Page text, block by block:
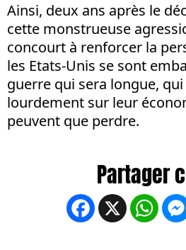
Ainsi, deux ans après le
cette monstrueuse
concourt à renforcer la
les Etats-Unis se sont
guerre qui sera longue,
lourdement sur leur
peuvent que perdre.
Facebook
X